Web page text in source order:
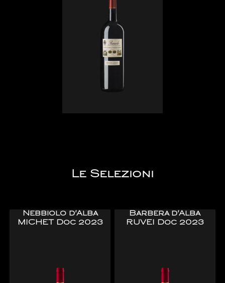
Le Selezioni
Nebbiolo d'Alba
MICHET Doc 2023
Barbera d'Alba
RUVEI Doc 2023